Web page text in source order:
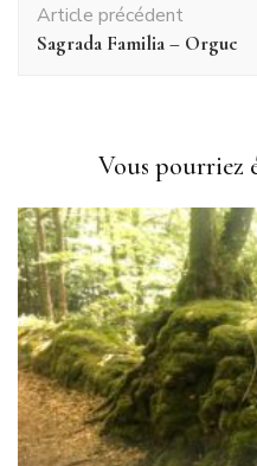
d'article
Article précédent
Sagrada Familia – Orgue
Vous pourriez